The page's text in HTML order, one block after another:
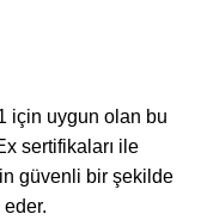
için uygun olan bu
sertifikaları ile
güvenli bir şekilde
eder.